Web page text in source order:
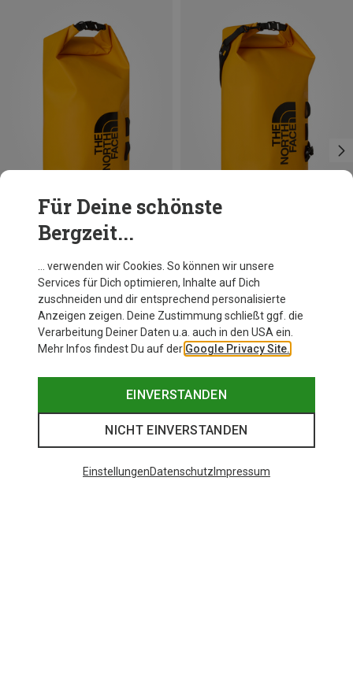
Du sparst 29%
Für Deine schönste
Bergzeit...
… verwenden wir Cookies. So können wir unsere
Services für Dich optimieren, Inhalte auf Dich
zuschneiden und dir entsprechend personalisierte
Anzeigen zeigen. Deine Zustimmung schließt ggf. die
Verarbeitung Deiner Daten u.a. auch in den USA ein.
Mehr Infos findest Du auf der Google Privacy Site.
EINVERSTANDEN
NICHT EINVERSTANDEN
EinstellungenDatenschutz Impressum